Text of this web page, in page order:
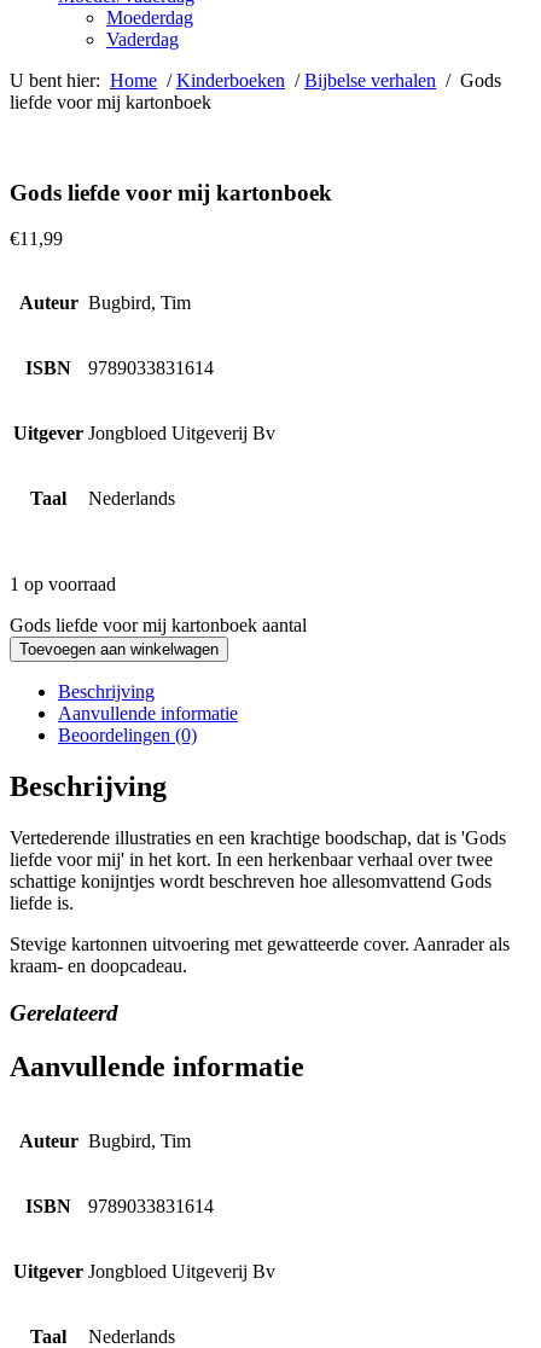
Moederdag
Vaderdag
U bent hier: Home /Kinderboeken /Bijbelse verhalen / Gods
liefde voor mij kartonboek
Gods liefde voor mij kartonboek
€11,99
Auteur Bugbird, Tim
ISBN 9789033831614
Uitgever Jongbloed Uitgeverij Bv
Taal Nederlands
1 op voorraad
Gods liefde voor mij kartonboek aantal
Toevoegen aan winkelwagen
Beschrijving
Aanvullende informatie
Beoordelingen (0)
Beschrijving
Vertederende illustraties en een krachtige boodschap, dat is 'Gods
liefde voor mij' in het kort. In een herkenbaar verhaal over twee
schattige konijntjes wordt beschreven hoe allesomvattend Gods
liefde is.
Stevige kartonnen uitvoering met gewatteerde cover. Aanrader als
kraam- en doopcadeau.
Gerelateerd
Aanvullende informatie
Auteur Bugbird, Tim
ISBN 9789033831614
Uitgever Jongbloed Uitgeverij Bv
Taal Nederlands